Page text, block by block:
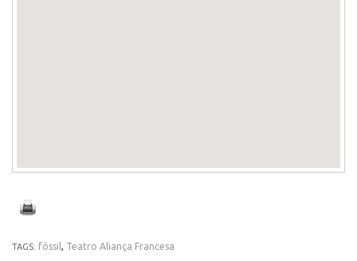
TAGS: fóssil , Teatro Aliança Francesa